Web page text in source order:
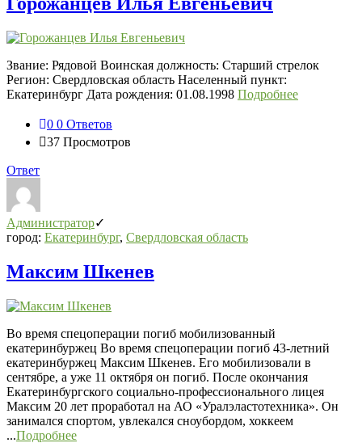
Звание: Рядовой Воинская должность: Старший стрелок
Регион: Свердловская область Населенный пункт:
Екатеринбург Дата рождения: 01.08.1998 Подробнее
0 0 Ответов
37 Просмотров
Ответ
Администратор
город: Екатеринбург, Свердловская область
Максим Шкенев
Во время спецоперации погиб мобилизованный
екатеринбуржец Во время спецоперации погиб 43-летний
екатеринбуржец Максим Шкенев. Его мобилизовали в
сентябре, а уже 11 октября он погиб. После окончания
Екатеринбургского социально-профессионального лицея
Максим 20 лет проработал на АО «Уралэластотехника». Он
занимался спортом, увлекался сноубордом, хоккеем
...Подробнее